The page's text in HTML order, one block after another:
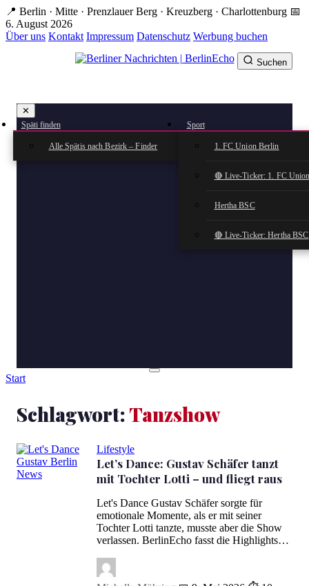
Zum
Hauptinhalt
springen
📍 Berlin · Mitte · Prenzlauer Berg · Kreuzberg · Charlottenburg 📅
6. August 2026
Über uns Kontakt Impressum Datenschutz Werbung buchen
✕
Späti finden
Alle Spätis nach Bezirk – Finder
Sport
1. FC Union Berlin
🔴 Live-Ticker: 1. FC
Hertha BSC
🔴 Live-Ticker: Hertha BSC
Suchen
Start
Schlagwort:Tanzshow
Let’s Dance: Gustav Schäfer tanzt mit Tochter Lotti – und fliegt
Lifestyle
Let’s Dance: Gustav Schäfer tanzt
mit Tochter Lotti – und fliegt raus
Let's Dance Gustav Schäfer sorgte für
emotionale Momente, als er mit seiner
Tochter Lotti tanzte, musste aber die Show
verlassen. BerlinEcho fasst die Highlights…